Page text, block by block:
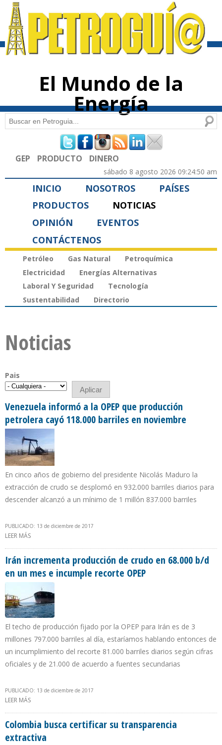
contenido
El Mundo de la
Energía
Formulario de búsqueda
Buscar
GEP PRODUCTO DINERO
sábado 8 agosto 2026 09:24:50 am
INICIO NOSOTROS
PAÍSES
PRODUCTOS
NOTICIAS
OPINIÓN
EVENTOS
CONTÁCTENOS
Petróleo Gas Natural
Petroquímica
Electricidad
Energías Alternativas
Laboral Y Seguridad
Tecnología
Sustentabilidad
Directorio
Noticias
Pais
Venezuela informó a la OPEP que producción
petrolera cayó 118.000 barriles en noviembre
En cinco años de gobierno del presidente Nicolás Maduro la
extracción de crudo se desplomó en 932.000 barriles diarios para
descender alcanzó a un mínimo de 1 millón 837.000 barriles
PUBLICADO: 13 de diciembre de 2017
LEER MÁS
Irán incrementa producción de crudo en 68.000 b/d
en un mes e incumple recorte OPEP
El techo de producción fijado por la OPEP para Irán es de 3
millones 797.000 barriles al día, estaríamos hablando entonces de
un incumplimiento del recorte 81.000 barriles diarios según cifras
oficiales y de 21.000 de acuerdo a fuentes secundarias
PUBLICADO: 13 de diciembre de 2017
LEER MÁS
Colombia busca certificar su transparencia
extractiva